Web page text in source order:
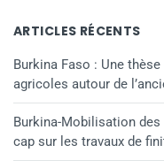
ARTICLES RÉCENTS
Burkina Faso : Une
agricoles autour de
Burkina-Mobilisation des
cap sur les travaux de